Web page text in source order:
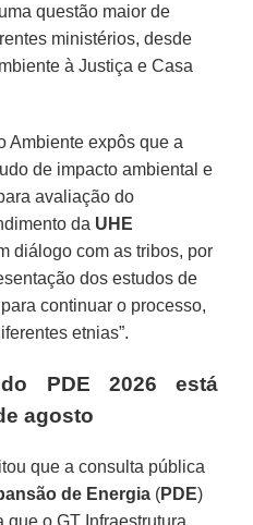
questão maior de
ministérios, desde
à Justiça e Casa
Ambiente expôs que a
de impacto ambiental e
avaliação do
da UHE
diálogo com as tribos, por
dos estudos de
para continuar o processo,
etnias”.
PDE 2026 está
agosto
que a consulta pública
de Energia (PDE)
que o GT Infraestrutura